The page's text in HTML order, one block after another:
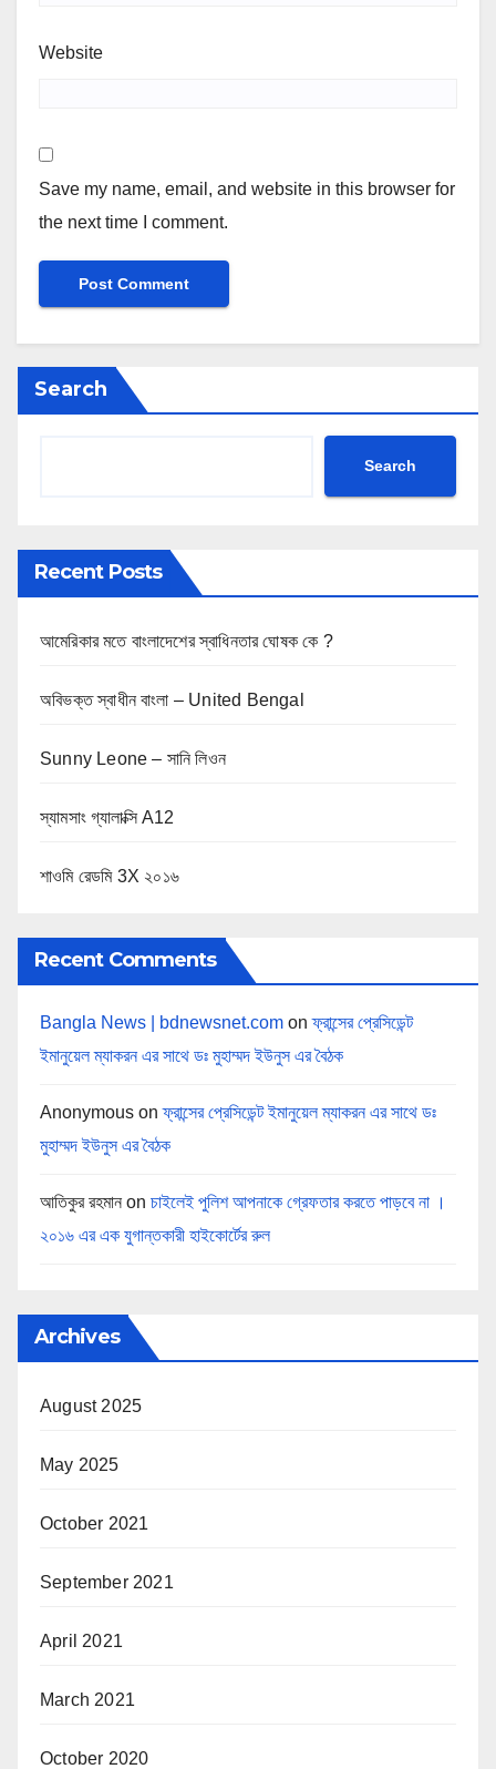
Website
Save my name, email, and website in this browser for
the next time I comment.
Search
Search
Recent Posts
আমেরিকার মতে বাংলাদেশের স্বাধিনতার ঘোষক কে ?
অবিভক্ত স্বাধীন বাংলা – United Bengal
Sunny Leone – সানি লিওন
স্যামসাং গ্যালাক্সি A12
শাওমি রেডমি 3X ২০১৬
Recent Comments
Bangla News | bdnewsnet.com onফ্রান্সের প্রেসিডেন্ট
ইমানুয়েল ম্যাকরন এর সাথে ডঃ মুহাম্মদ ইউনুস এর বৈঠক
Anonymous onফ্রান্সের প্রেসিডেন্ট ইমানুয়েল ম্যাকরন এর সাথে ডঃ
মুহাম্মদ ইউনুস এর বৈঠক
আতিকুর রহমান on চাইলেই পুলিশ আপনাকে গ্রেফতার করতে পাড়বে না ।
২০১৬ এর এক যুগান্তকারী হাইকোর্টের রুল
Archives
August 2025
May 2025
October 2021
September 2021
April 2021
March 2021
October 2020